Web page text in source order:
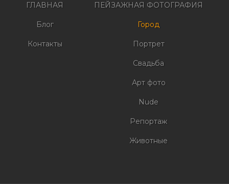
ГЛАВНАЯ
Блог
Контакты
ПЕЙЗАЖНАЯ ФОТОГРАФИЯ
Город
Портрет
Свадьба
Арт фото
Nude
Репортаж
Животные